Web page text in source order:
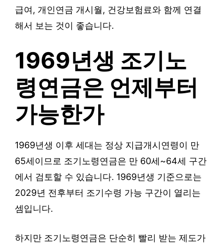
급여, 개인연금 개시월, 건강보험료와 함께 연결
해서 보는 것이 좋습니다.
1969년생 조기노
령연금은 언제부터
가능한가
1969년생 이후 세대는 정상 지급개시연령이 만
65세이므로 조기노령연금은 만 60세~64세 구간
에서 검토할 수 있습니다. 1969년생 기준으로는
2029년 전후부터 조기수령 가능 구간이 열리는
셈입니다.
하지만 조기노령연금은 단순히 빨리 받는 제도가